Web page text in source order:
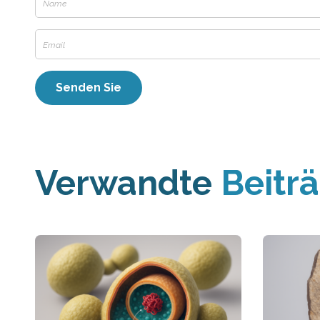
Verwandte